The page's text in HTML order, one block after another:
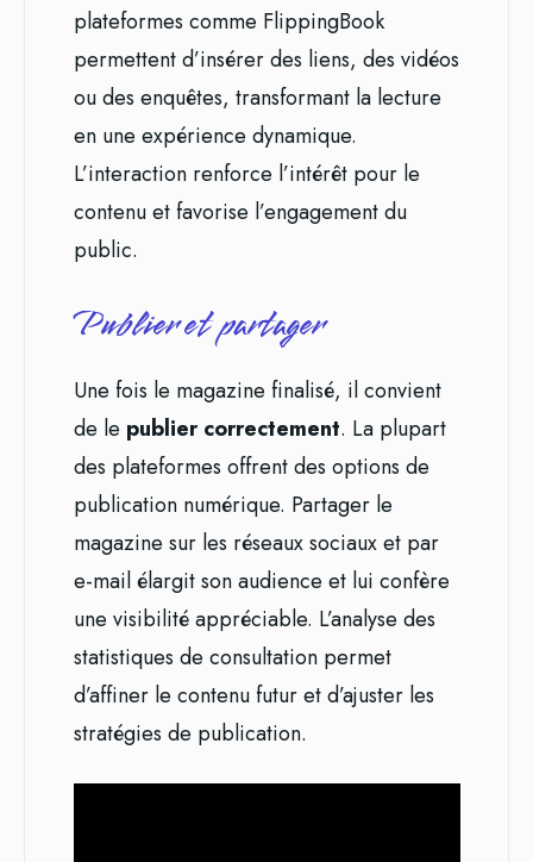
plateformes comme FlippingBook
permettent d’insérer des liens, des vidéos
ou des enquêtes, transformant la lecture
en une expérience dynamique.
L’interaction renforce l’intérêt pour le
contenu et favorise l’engagement du
public.
Publier et partager
Une fois le magazine finalisé, il convient
de le publier correctement. La plupart
des plateformes offrent des options de
publication numérique. Partager le
magazine sur les réseaux sociaux et par
e-mail élargit son audience et lui confère
une visibilité appréciable. L’analyse des
statistiques de consultation permet
d’affiner le contenu futur et d’ajuster les
stratégies de publication.